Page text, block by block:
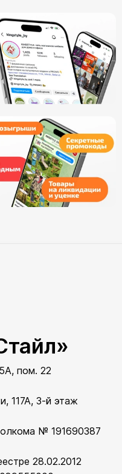
пом. 22
117А, 3-й этаж
№ 191690387
28.02.2012